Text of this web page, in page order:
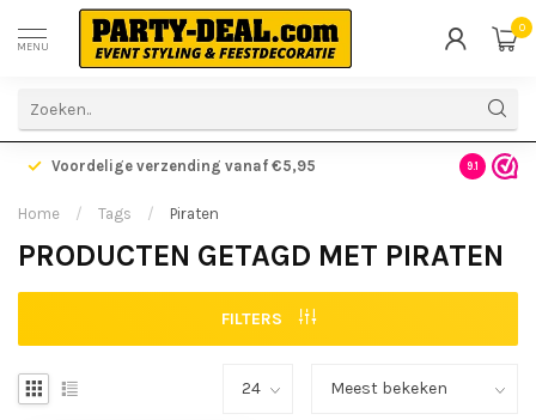
MENU
0
Voordelige verzending vanaf €5,95 Gratis
9.1
Home / Tags / Piraten
PRODUCTEN GETAGD MET PIRATEN
FILTERS